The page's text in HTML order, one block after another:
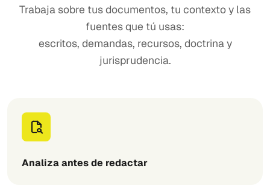
Trabaja sobre tus documentos, tu contexto y las
fuentes que tú usas:
escritos, demandas, recursos, doctrina y
jurisprudencia.
Analiza antes de redactar